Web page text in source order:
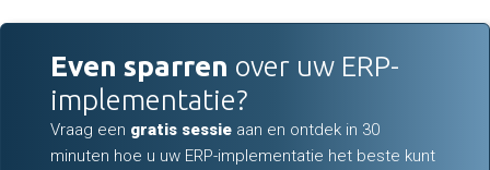
Even sparren over uw ERP-
implementatie?
Vraag een gratis sessie aan en ontdek in 30
minuten hoe u uw ERP-implementatie het beste kunt